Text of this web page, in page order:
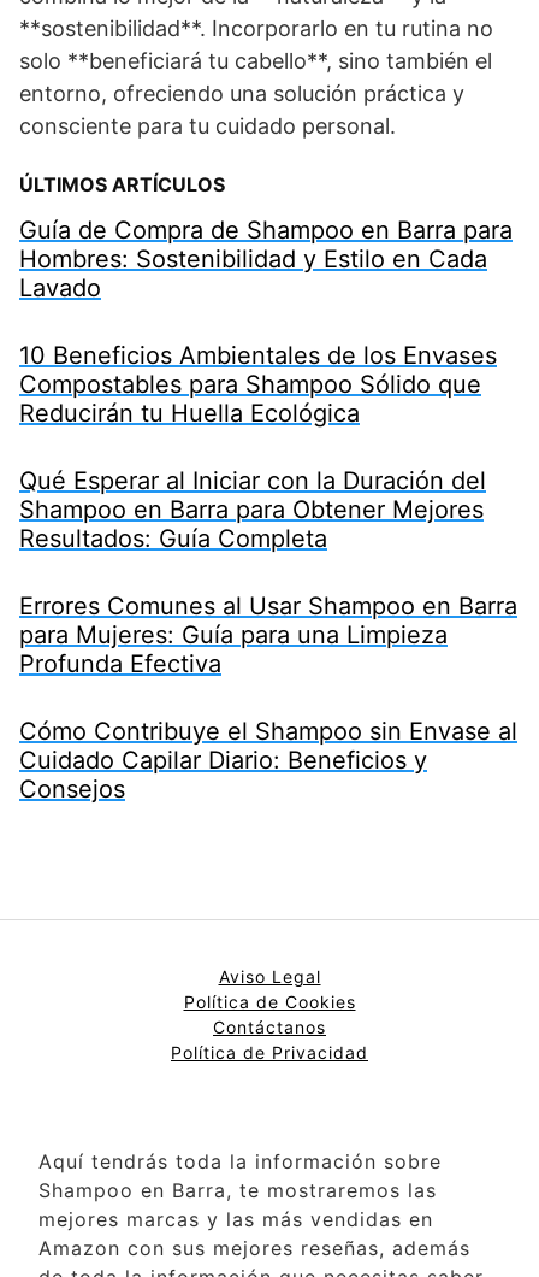
**sostenibilidad**. Incorporarlo en tu rutina no
solo **beneficiará tu cabello**, sino también el
entorno, ofreciendo una solución práctica y
consciente para tu cuidado personal.
ÚLTIMOS ARTÍCULOS
Guía de Compra de Shampoo en Barra para
Hombres: Sostenibilidad y Estilo en Cada
Lavado
10 Beneficios Ambientales de los Envases
Compostables para Shampoo Sólido que
Reducirán tu Huella Ecológica
Qué Esperar al Iniciar con la Duración del
Shampoo en Barra para Obtener Mejores
Resultados: Guía Completa
Errores Comunes al Usar Shampoo en Barra
para Mujeres: Guía para una Limpieza
Profunda Efectiva
Cómo Contribuye el Shampoo sin Envase al
Cuidado Capilar Diario: Beneficios y
Consejos
Aviso Legal
Política de Cookies
Contáctanos
Política de Privacidad
Aquí tendrás toda la información sobre
Shampoo en Barra, te mostraremos las
mejores marcas y las más vendidas en
Amazon con sus mejores reseñas, además